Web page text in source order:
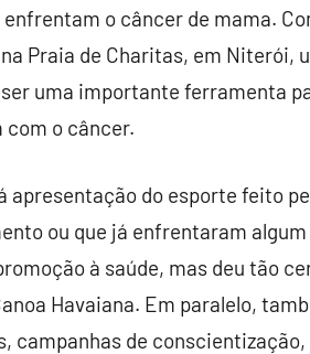
o câncer de mama.
Praia de Charitas, em Niterói,
uma importante ferramenta
com o câncer.
apresentação do esporte feito
ou que já enfrentaram
à saúde, mas deu tão
Havaiana. Em paralelo,
campanhas de